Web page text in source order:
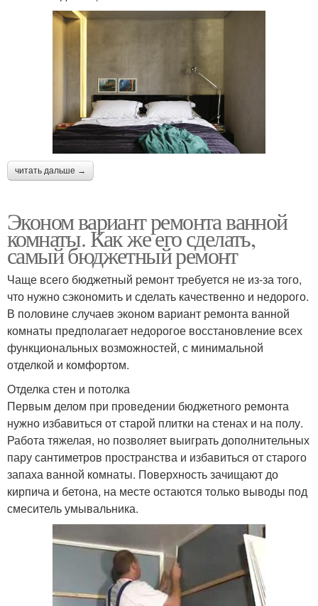
читать дальше →
Эконом вариант ремонта ванной
комнаты. Как же его сделать,
самый бюджетный ремонт
Чаще всего бюджетный ремонт требуется не из-за того,
что нужно сэкономить и сделать качественно и недорого.
В половине случаев эконом вариант ремонта ванной
комнаты предполагает недорогое восстановление всех
функциональных возможностей, с минимальной
отделкой и комфортом.
Отделка стен и потолка
Первым делом при проведении бюджетного ремонта
нужно избавиться от старой плитки на стенах и на полу.
Работа тяжелая, но позволяет выиграть дополнительных
пару сантиметров пространства и избавиться от старого
запаха ванной комнаты. Поверхность зачищают до
кирпича и бетона, на месте остаются только выводы под
смеситель умывальника.